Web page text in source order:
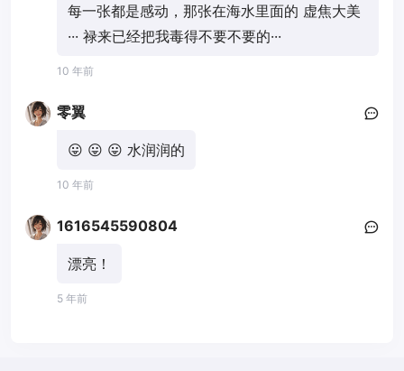
每一张都是感动，那张在海水里面的 虚焦大美
··· 禄来已经把我毒得不要不要的···
10 年前
零翼
😛 😛 😛 水润润的
10 年前
1616545590804
漂亮！
5 年前